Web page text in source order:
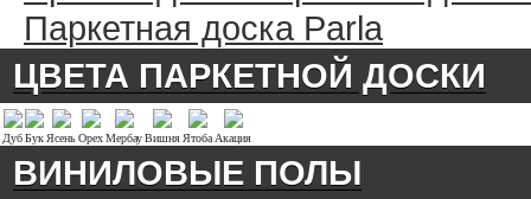
Паркетная доска Parla
ЦВЕТА ПАРКЕТНОЙ ДОСКИ
ДубБук ЯсеньОрехМербауВишня Ятоба Акация
ВИНИЛОВЫЕ ПОЛЫ